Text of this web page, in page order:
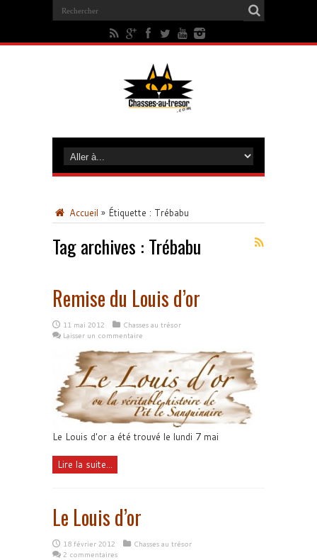
Accueil » Étiquette : Trébabu
Tag archives : Trébabu
Remise du Louis d’or
11 mai 2012
Chasses au trésor
Laisser un commentaire
Le Louis d'or a été trouvé le lundi 7 mai
Lire la suite...
Le Louis d’or
18 février 2012
Chasses au trésor
2 commentaires